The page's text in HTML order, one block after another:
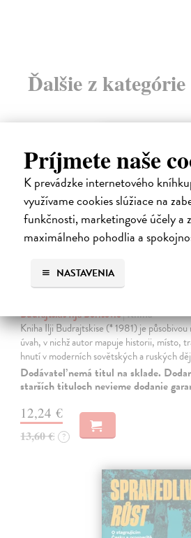
Príjmete naše
K prevádzke internetového
využívame cookies slúžiace na
funkčnosti, marketingové účely a
maximálneho pohodlia a
NASTAVENIA
Ďalšie z
Budrajtskis Ilja Borisovič| Kniha
Kniha Ilji Budrajtskise (* 1981) je
úvah, v nichž autor mapuje historii, místo,
hnutí v moderních sovětských a ruských
Dodávateľ nemá titul na sklade.
starších tituloch nevieme dodanie
12,24 €
13,60 € ?